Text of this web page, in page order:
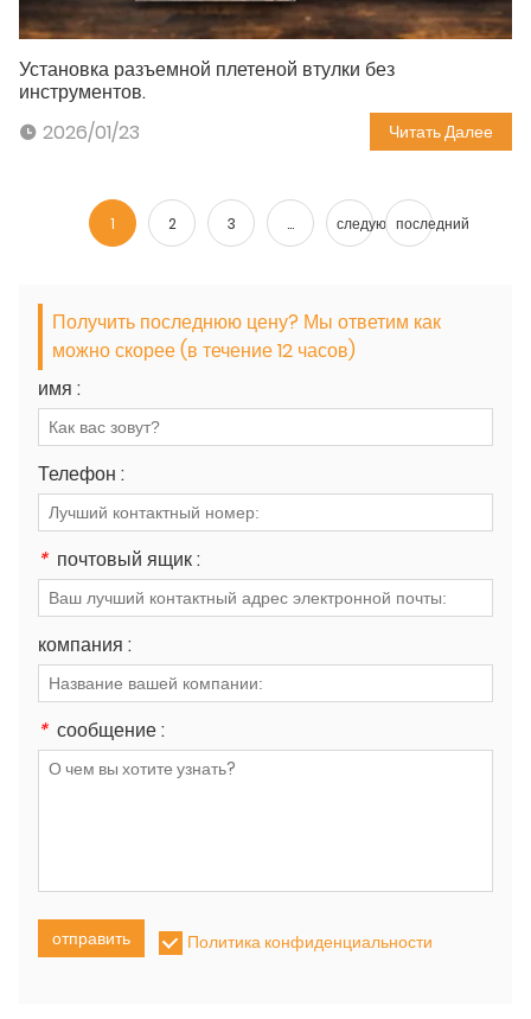
Установка разъемной плетеной втулки без
инструментов.
2026/01/23
Читать Далее
1 2 3 ... следующийпоследний
Получить последнюю цену? Мы ответим как
можно скорее (в течение 12 часов)
имя :
Телефон :
* почтовый ящик :
компания :
* сообщение :
отправить Политика конфиденциальности